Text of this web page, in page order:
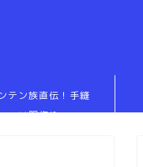
テン族直伝！手縫
い服作り